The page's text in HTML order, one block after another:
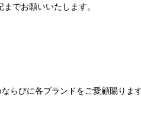
でお願いいたします。
らびに各ブランドをご愛顧賜りま